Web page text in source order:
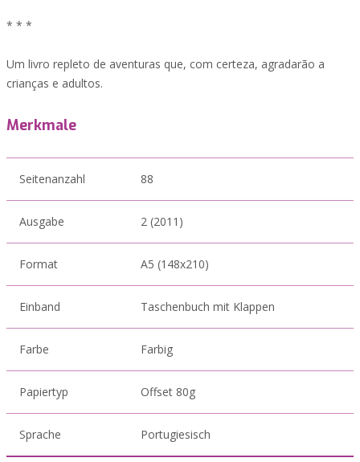
* * *
Um livro repleto de aventuras que, com certeza, agradarão a
crianças e adultos.
Merkmale
Seitenanzahl 88
Ausgabe 2 (2011)
Format A5 (148x210)
Einband Taschenbuch mit Klappen
Farbe Farbig
Papiertyp Offset 80g
Sprache Portugiesisch